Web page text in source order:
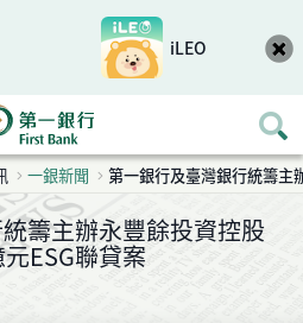
iLEO
一銀新聞 第一銀行及臺灣銀行統籌主
籌主辦永豐餘投資控股
ESG聯貸案